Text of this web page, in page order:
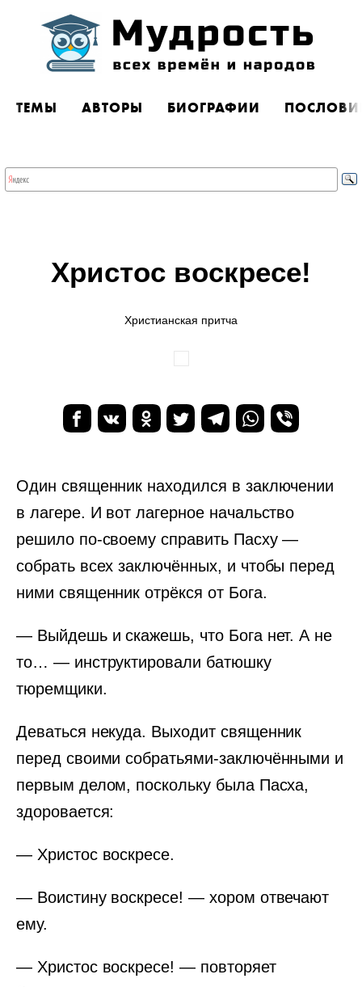
ТЕМЫ АВТОРЫ БИОГРАФИИ
Христос воскресе!
Христианская притча
Один священник находился в заключении
в лагере. И вот лагерное начальство
решило по-своему справить Пасху —
собрать всех заключённых, и чтобы перед
ними священник отрёкся от Бога.
— Выйдешь и скажешь, что Бога нет. А не
то… — инструктировали батюшку
тюремщики.
Деваться некуда. Выходит священник
перед своими собратьями-заключёнными и
первым делом, поскольку была Пасха,
здоровается:
— Христос воскресе.
— Воистину воскресе! — хором отвечают
ему.
— Христос воскресе! — повторяет